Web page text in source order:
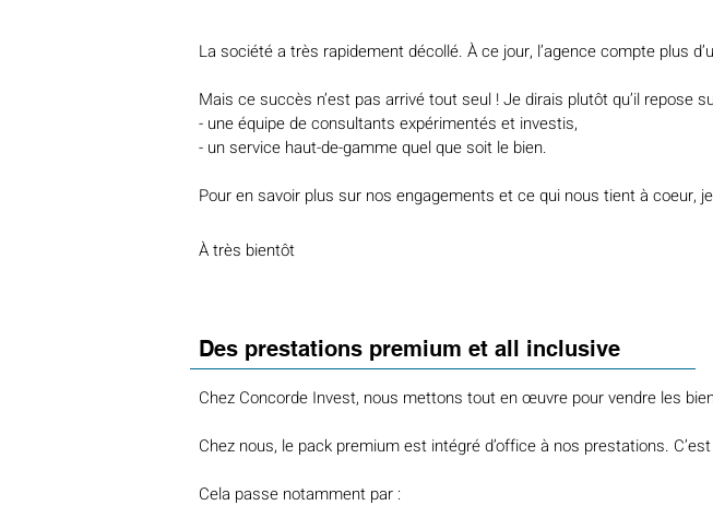
La société a très rapidement décollé. À ce jour, l’agence compte plus
Mais ce succès n’est pas arrivé tout seul ! Je dirais plutôt qu’il repose
- une équipe de consultants expérimentés et investis,
- un service haut-de-gamme quel que soit le bien.
Pour en savoir plus sur nos engagements et ce qui nous tient à coeur,
À très bientôt
Des prestations premium et all inclusive
Chez Concorde Invest, nous mettons tout en œuvre pour vendre les
Chez nous, le pack premium est intégré d’office à nos prestations.
Cela passe notamment par :